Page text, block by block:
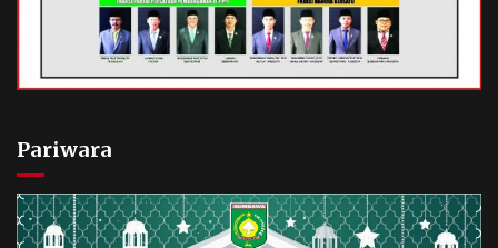
Pariwara